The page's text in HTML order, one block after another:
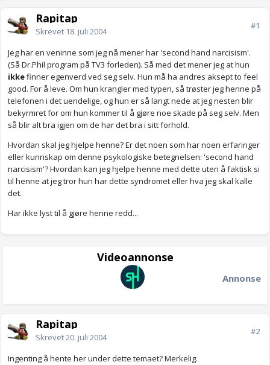
Rapitap
Skrevet 18. juli 2004
#1
Jeg har en veninne som jeg nå mener har 'second hand narcisism'.
(Så Dr.Phil program på TV3 forleden). Så med det mener jeg at hun
ikkefinner egenverd ved seg selv. Hun må ha andres aksept to feel
good. For å leve. Om hun krangler med typen, så trøster jeg henne på
telefonen i det uendelige, og hun er så langt nede at jeg nesten blir
bekyrmret for om hun kommer til å gjøre noe skade på seg selv. Men
så blir alt bra igjen om de har det bra i sitt forhold.
Hvordan skal jeg hjelpe henne? Er det noen som har noen erfaringer
eller kunnskap om denne psykologiske betegnelsen: 'second hand
narcisism'? Hvordan kan jeg hjelpe henne med dette uten å faktisk si
til henne at jeg tror hun har dette syndromet eller hva jeg skal kalle
det.
Har ikke lyst til å gjøre henne redd...
Videoannonse
Annonse
Rapitap
Skrevet20. juli 2004
#2
Ingenting å hente her under dette temaet? Merkelig.